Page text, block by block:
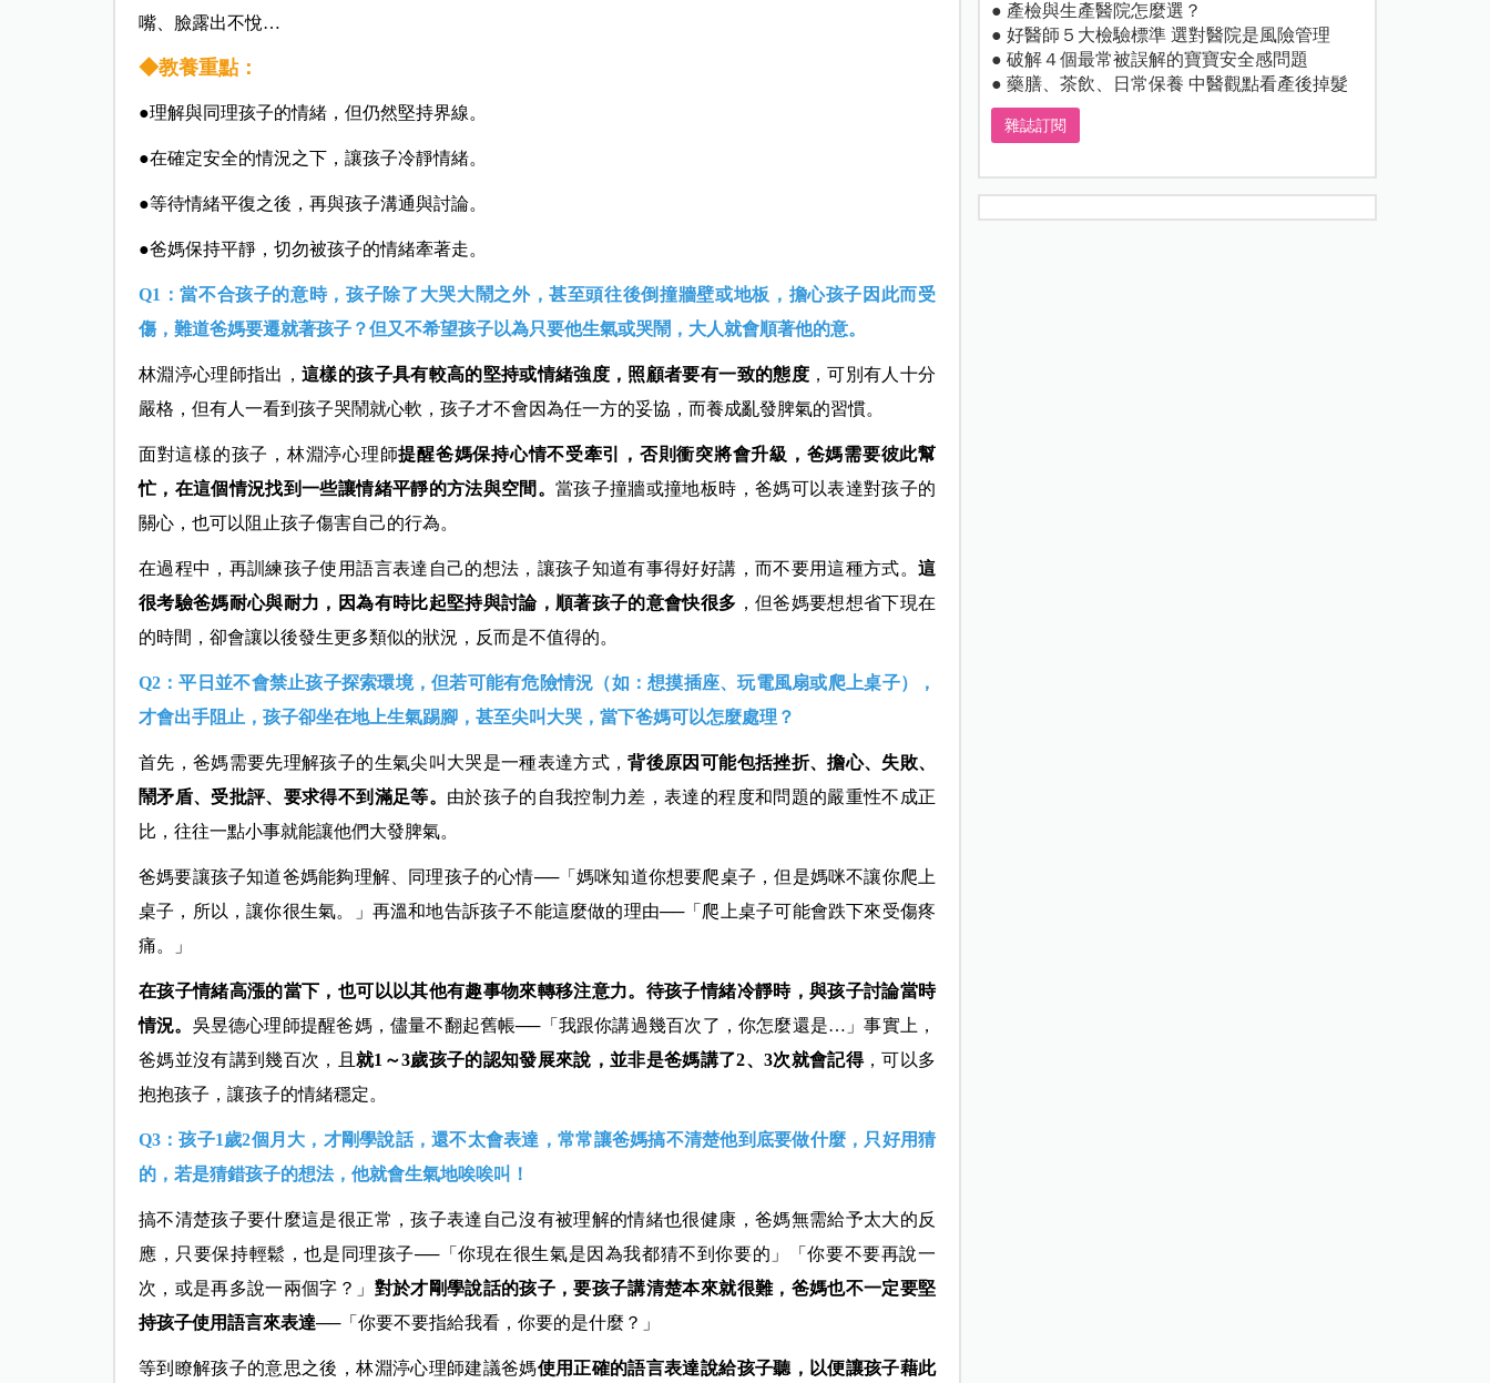
嘴、臉露出不悅…
◆教養重點：
●理解與同理孩子的情緒，但仍然堅持界線。
●在確定安全的情況之下，讓孩子冷靜情緒。
●等待情緒平復之後，再與孩子溝通與討論。
●爸媽保持平靜，切勿被孩子的情緒牽著走。
Q1：當不合孩子的意時，孩子除了大哭大鬧之外，甚至頭往後倒撞牆壁或地板，擔心孩子因此而受
傷，難道爸媽要遷就著孩子？但又不希望孩子以為只要他生氣或哭鬧，大人就會順著他的意。
林淵渟心理師指出，這樣的孩子具有較高的堅持或情緒強度，照顧者要有一致的態度，可別有人十分
嚴格，但有人一看到孩子哭鬧就心軟，孩子才不會因為任一方的妥協，而養成亂發脾氣的習慣。
面對這樣的孩子，林淵渟心理師提醒爸媽保持心情不受牽引，否則衝突將會升級，爸媽需要彼此幫
忙，在這個情況找到一些讓情緒平靜的方法與空間。當孩子撞牆或撞地板時，爸媽可以表達對孩子的
關心，也可以阻止孩子傷害自己的行為。
在過程中，再訓練孩子使用語言表達自己的想法，讓孩子知道有事得好好講，而不要用這種方式。這
很考驗爸媽耐心與耐力，因為有時比起堅持與討論，順著孩子的意會快很多 ，但爸媽要想想省下現在
的時間，卻會讓以後發生更多類似的狀況，反而是不值得的。
Q2：平日並不會禁止孩子探索環境，但若可能有危險情況（如：想摸插座、玩電風扇或爬上桌子），
才會出手阻止，孩子卻坐在地上生氣踢腳，甚至尖叫大哭，當下爸媽可以怎麼處理？
首先，爸媽需要先理解孩子的生氣尖叫大哭是一種表達方式，背後原因可能包括挫折、擔心、失敗、
鬧矛盾、受批評、要求得不到滿足等。 由於孩子的自我控制力差，表達的程度和問題的嚴重性不成正
比，往往一點小事就能讓他們大發脾氣。
爸媽要讓孩子知道爸媽能夠理解、同理孩子的心情──「媽咪知道你想要爬桌子，但是媽咪不讓你爬上
桌子，所以，讓你很生氣。」再溫和地告訴孩子不能這麼做的理由──「爬上桌子可能會跌下來受傷疼
痛。」
在孩子情緒高漲的當下，也可以以其他有趣事物來轉移注意力。待孩子情緒冷靜時，與孩子討論當時
情況。 吳昱德心理師提醒爸媽，儘量不翻起舊帳──「我跟你講過幾百次了，你怎麼還是…」事實上，
爸媽並沒有講到幾百次，且 就1～3歲孩子的認知發展來說，並非是爸媽講了2、3次就會記得，可以多
抱抱孩子，讓孩子的情緒穩定。
Q3：孩子1歲2個月大，才剛學說話，還不太會表達，常常讓爸媽搞不清楚他到底要做什麼，只好用猜
的，若是猜錯孩子的想法，他就會生氣地唉唉叫！
搞不清楚孩子要什麼這是很正常，孩子表達自己沒有被理解的情緒也很健康，爸媽無需給予太大的反
應，只要保持輕鬆，也是同理孩子──「你現在很生氣是因為我都猜不到你要的」「你要不要再說一
次，或是再多說一兩個字？」 對於才剛學說話的孩子，要孩子講清楚本來就很難，爸媽也不一定要堅
持孩子使用語言來表達──「你要不要指給我看，你要的是什麼？」
等到瞭解孩子的意思之後，林淵渟心理師建議爸媽使用正確的語言表達說給孩子聽，以便讓孩子藉此
● 產檢與生產醫院怎麼選？
● 好醫師５大檢驗標準 選對醫院是風險管理
● 破解４個最常被誤解的寶寶安全感問題
● 藥膳、茶飲、日常保養 中醫觀點看產後掉髮
雜誌訂閱